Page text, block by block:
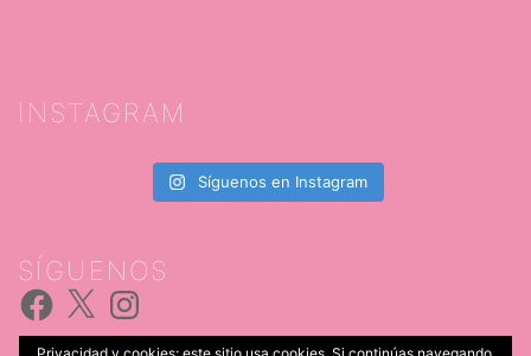
INSTAGRAM
Síguenos en Instagram
SÍGUENOS
Facebook
X Instagram